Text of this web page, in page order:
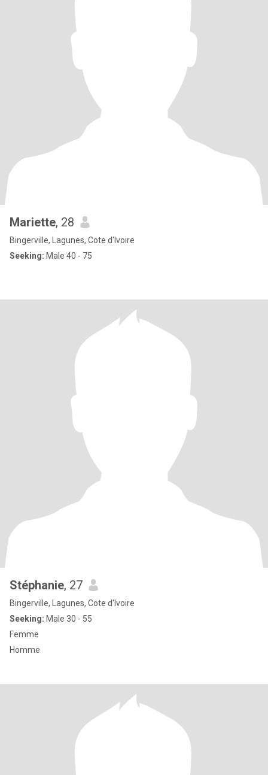
Mariette, 28
Bingerville, Lagunes, Cote d'Ivoire
Seeking: Male 40 - 75
Stéphanie, 27
Bingerville, Lagunes, Cote d'Ivoire
Seeking: Male 30 - 55
Femme
Homme